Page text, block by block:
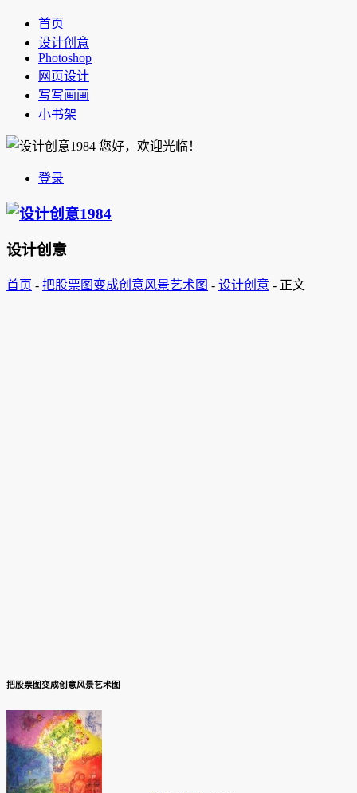
首页
设计创意
Photoshop
网页设计
写写画画
小书架
您好，欢迎光临！
登录
设计创意
首页 - 把股票图变成创意风景艺术图 - 设计创意 - 正文
把股票图变成创意风景艺术图